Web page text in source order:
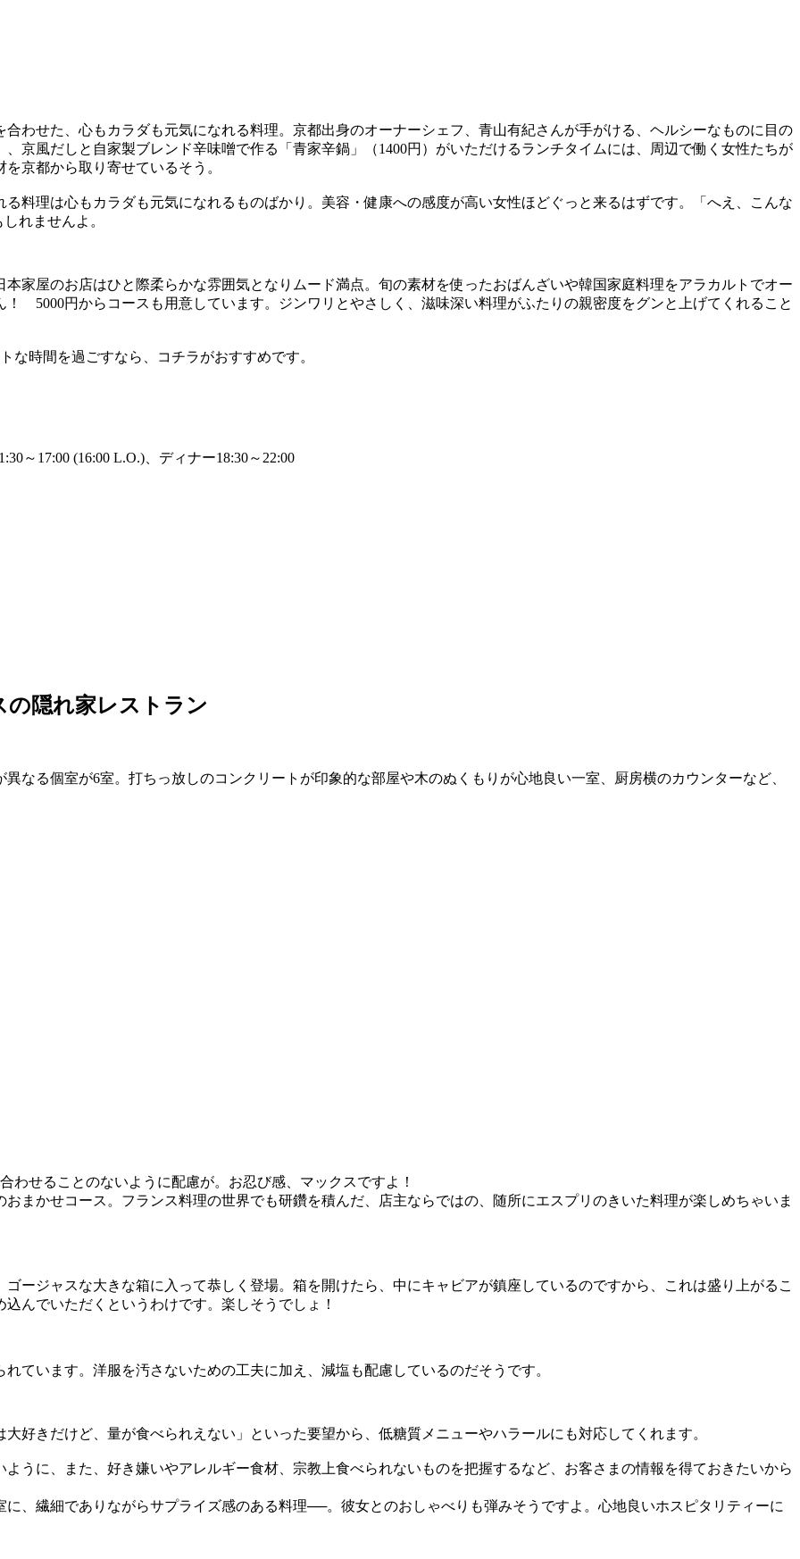
わせた、心もカラダも元気になれる料理。京都出身のオーナーシェフ、青山有紀さんが手がける、ヘルシーなものに目の
京風だしと自家製ブレンド辛味噌で作る「青家辛鍋」（1400円）がいただけるランチタイムには、周辺で働く女性たちが
京都から取り寄せているそう。
料理は心もカラダも元気になれるものばかり。美容・健康への感度が高い女性ほどぐっと来るはずです。「へえ、こんな
れませんよ。
家屋のお店はひと際柔らかな雰囲気となりムード満点。旬の素材を使ったおばんざいや韓国家庭料理をアラカルトでオー
5000円からコースも用意しています。ジンワリとやさしく、滋味深い料理がふたりの親密度をグンと上げてくれること
な時間を過ごすなら、コチラがおすすめです。
～17:00 (16:00 L.O.)、ディナー18:30～22:00
隠れ家レストラン
なる個室が6室。打ちっ放しのコンクリートが印象的な部屋や木のぬくもりが心地良い一室、厨房横のカウンターなど、
せることのないように配慮が。お忍び感、マックスですよ！
まかせコース。フランス料理の世界でも研鑽を積んだ、店主ならではの、随所にエスプリのきいた料理が楽しめちゃいま
ージャスな大きな箱に入って恭しく登場。箱を開けたら、中にキャビアが鎮座しているのですから、これは盛り上がるこ
んでいただくというわけです。楽しそうでしょ！
ています。洋服を汚さないための工夫に加え、減塩も配慮しているのだそうです。
好きだけど、量が食べられえない」といった要望から、低糖質メニューやハラールにも対応してくれます。
うに、また、好き嫌いやアレルギー食材、宗教上食べられないものを把握するなど、お客さまの情報を得ておきたいから
、繊細でありながらサプライズ感のある料理──。彼女とのおしゃべりも弾みそうですよ。心地良いホスピタリティーに